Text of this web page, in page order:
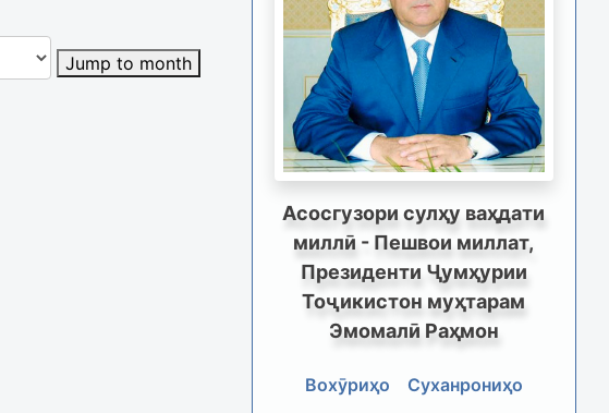
Jump to month
Асосгузори сулҳу ваҳдати
миллӣ - Пешвои миллат,
Президенти Ҷумҳурии
Тоҷикистон муҳтарам
Эмомалӣ Раҳмон
Вохӯриҳо
Суханрониҳо